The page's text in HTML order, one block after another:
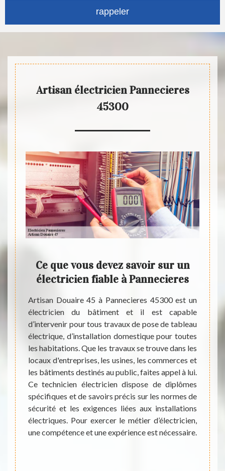
Artisan électricien Pannecieres
45300
faire
ces
ces
il est
en
sont
cet
Ce que vous devez savoir sur un
électricien fiable à Pannecieres
Artisan Douaire 45 à Pannecieres 45300 est un
électricien du bâtiment et il est capable
d’intervenir pour tous travaux de pose de tableau
électrique, d’installation domestique pour toutes
les habitations. Que les travaux se trouve dans les
locaux d'entreprises, les usines, les commerces et
les bâtiments destinés au public, faites appel à lui.
Ce technicien électricien dispose de diplômes
spécifiques et de savoirs précis sur les normes de
sécurité et les exigences liées aux installations
électriques. Pour exercer le métier d’électricien,
une compétence et une expérience est nécessaire.
Des
très